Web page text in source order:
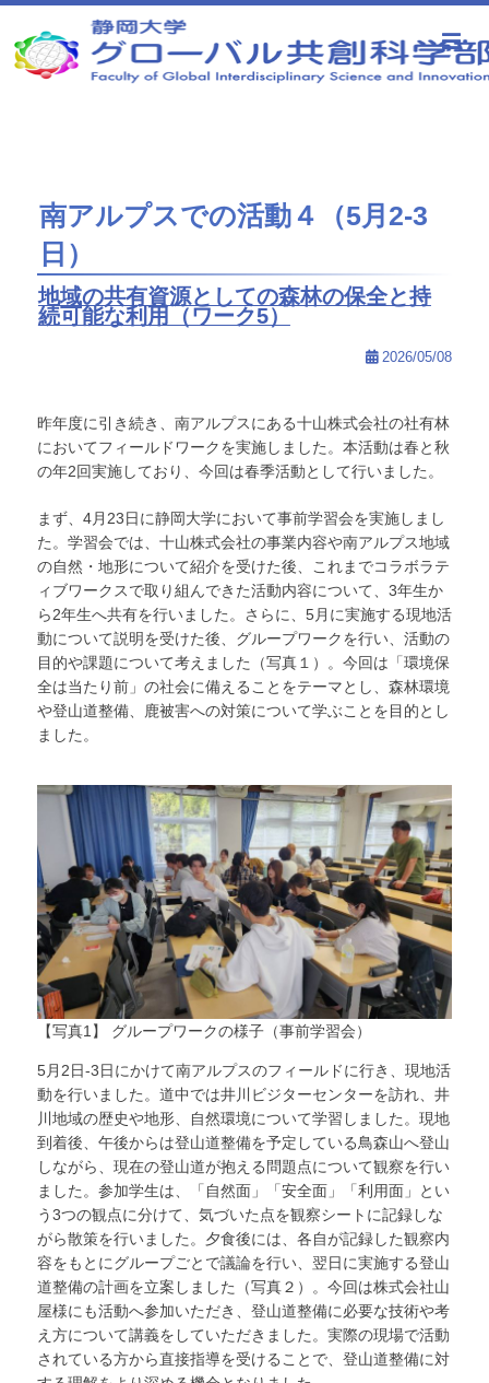
南アルプスでの活動４（5月2-3
日）
地域の共有資源としての森林の保全と持
続可能な利用（ワーク5）
2026/05/08
昨年度に引き続き、南アルプスにある十山株式会社の社有林
においてフィールドワークを実施しました。本活動は春と秋
の年2回実施しており、今回は春季活動として行いました。
まず、4月23日に静岡大学において事前学習会を実施しまし
た。学習会では、十山株式会社の事業内容や南アルプス地域
の自然・地形について紹介を受けた後、これまでコラボラテ
ィブワークスで取り組んできた活動内容について、3年生か
ら2年生へ共有を行いました。さらに、5月に実施する現地活
動について説明を受けた後、グループワークを行い、活動の
目的や課題について考えました（写真１）。今回は「環境保
全は当たり前」の社会に備えることをテーマとし、森林環境
や登山道整備、鹿被害への対策について学ぶことを目的とし
ました。
【写真1】 グループワークの様子（事前学習会）
5月2日-3日にかけて南アルプスのフィールドに行き、現地活
動を行いました。道中では井川ビジターセンターを訪れ、井
川地域の歴史や地形、自然環境について学習しました。現地
到着後、午後からは登山道整備を予定している鳥森山へ登山
しながら、現在の登山道が抱える問題点について観察を行い
ました。参加学生は、「自然面」「安全面」「利用面」とい
う3つの観点に分けて、気づいた点を観察シートに記録しな
がら散策を行いました。夕食後には、各自が記録した観察内
容をもとにグループごとで議論を行い、翌日に実施する登山
道整備の計画を立案しました（写真２）。今回は株式会社山
屋様にも活動へ参加いただき、登山道整備に必要な技術や考
え方について講義をしていただきました。実際の現場で活動
されている方から直接指導を受けることで、登山道整備に対